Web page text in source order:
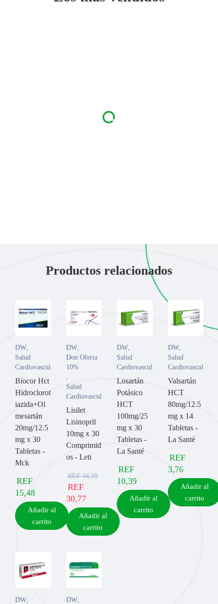
Productos relacionados
DW,
Salud
Cardiovascular
Biocor Hct
Hidroclorot
iazida+Ol
mesartán
20mg/12.5
mg x 30
Tabletas -
Mck
REF
15,48
Añadir al
carrito
DW,
Don Oferta
10%
,
Salud
Cardiovascular
Lisilet
Lisinopril
10mg x 30
Comprimid
os - Leti
REF34,19
REF
30,77
Añadir al
carrito
DW,
Salud
Cardiovascular
Losartán
Potásico
HCT
100mg/25
mg x 30
Tabletas -
La Santé
REF
10,39
Añadir al
carrito
DW,
Salud
Cardiovascular
Valsartán
HCT
80mg/12.5
mg x 14
Tabletas -
La Santé
REF
3,76
Añadir al
carrito
DW DW,